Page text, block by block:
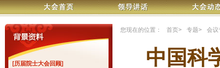
[历届院士大会回顾]
您现在的位置： 首页> 专题> 会议
中国科